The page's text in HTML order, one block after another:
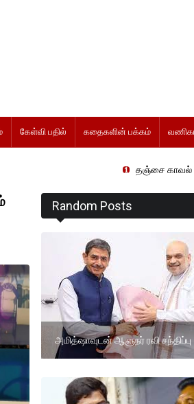
கேள்வி பதில் கதைகளின் பக்கம்
தஞ்சை காவல் நிலையத்தில்
Random Posts
அமித்ஷாவுடன் ஆளுநர் ரவி சந்திப்பு